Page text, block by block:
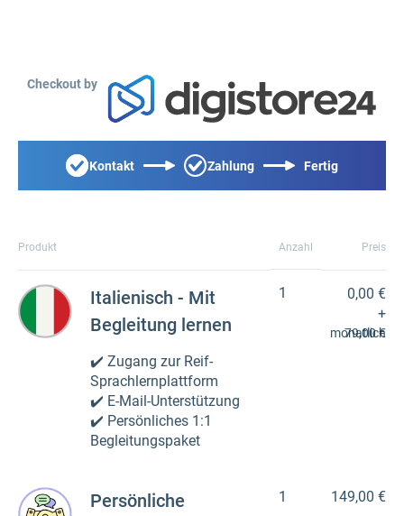
Checkout by
Kontakt Zahlung Fertig
Produkt Anzahl Preis
Italienisch - Mit
Begleitung lernen
✔️ Zugang zur Reif-
Sprachlernplattform
✔️ E-Mail-Unterstützung
✔️ Persönliches 1:1
Begleitungspaket
1
0,00 €
+
79,00 €
monatlich
Persönliche
1 149,00 €